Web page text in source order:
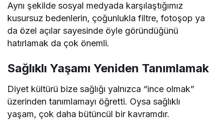
Aynı şekilde sosyal medyada karşılaştığımız
kusursuz bedenlerin, çoğunlukla filtre, fotoşop ya
da özel açılar sayesinde öyle göründüğünü
hatırlamak da çok önemli.
Sağlıklı Yaşamı Yeniden Tanımlamak
Diyet kültürü bize sağlığı yalnızca “ince olmak”
üzerinden tanımlamayı öğretti. Oysa sağlıklı
yaşam, çok daha bütüncül bir kavramdır.